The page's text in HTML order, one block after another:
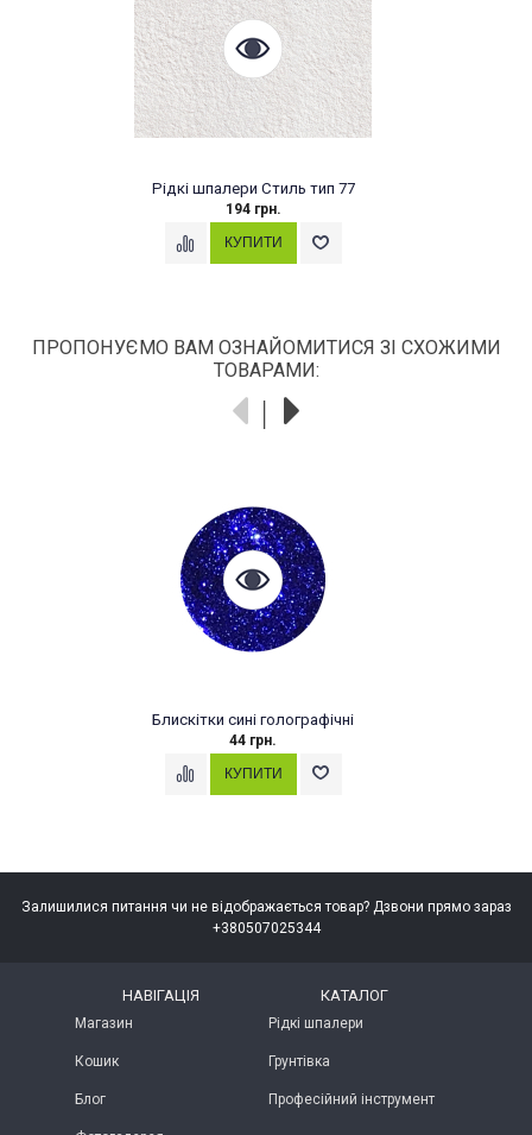
Рідкі шпалери Стиль тип 77
194 грн.
ПРОПОНУЄМО ВАМ ОЗНАЙОМИТИСЯ ЗІ СХОЖИМИ
ТОВАРАМИ:
Блискітки сині голографічні
44 грн.
Залишилися питання чи не відображається товар? Дзвони прямо зараз
+380507025344
НАВІГАЦІЯ
Магазин
Кошик
Блог
КАТАЛОГ
Рідкі шпалери
Грунтівка
Професійний інструмент